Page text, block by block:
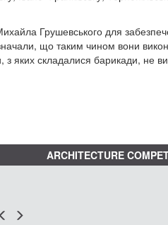
Грушевського для
що таким чином вони
з яких складалися барикади, не
ARCHITECTURE
Prev